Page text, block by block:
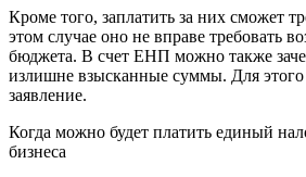
Кроме того, заплатить за них сможет
этом случае оно не вправе требовать
бюджета. В счет ЕНП можно также
излишне взысканные суммы. Для
заявление.
Когда можно будет платить единый
бизнеса